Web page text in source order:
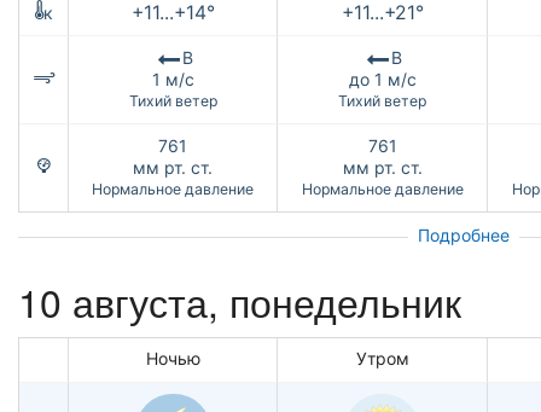
к +11...+14° +11...+21°
В
1 м/с
Тихий ветер
В
до 1 м/с
Тихий ветер
761
мм рт. ст.
Нормальное давление
761
мм рт. ст.
Нормальное давление
Подробнее
10 августа, понедельник
Ночью Утром